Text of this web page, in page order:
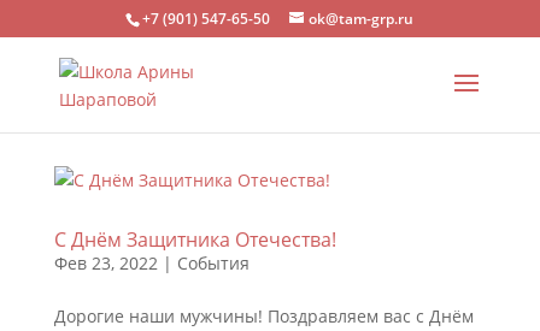
+7 (901) 547-65-50 ok@tam-grp.ru
С Днём Защитника Отечества!
Фев 23, 2022| События
Дорогие наши мужчины! Поздравляем вас с Днём